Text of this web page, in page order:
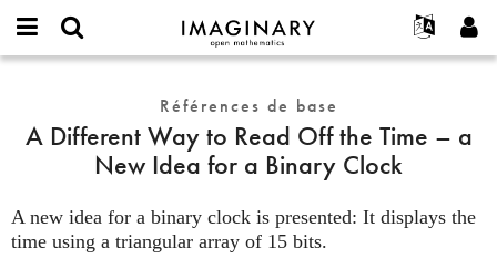
IMAGINARY
open
Français
Deutsch
한국어
Español
Türkçe
Programmes
Galeries
Interactif
Films
Textes
Projets
Participer
Contact
username
Mot
de
Créer un nouveau compte
Different
Way
Off
the
Références de base
A Different Way to Read Off the Time – a
New Idea for a Binary Clock
A new idea for a binary clock is presented: It displays the
time using a triangular array of 15 bits.